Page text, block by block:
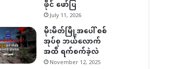
ဖိုင် ဖော်ပြ
July 11, 2026
မိုးမိတ်မြို့အပေါ် စစ်
အုပ်စု ဘယ်လောက်
အထိ ရက်စက်ခဲ့လဲ
November 12, 2025